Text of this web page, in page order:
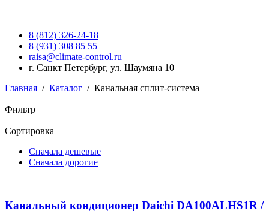
8 (812) 326-24-18
8 (931) 308 85 55
raisa@climate-control.ru
г. Санкт Петербург, ул. Шаумяна 10
Главная / Каталог / Канальная сплит-система
Фильтр
Сортировка
Сначала дешевые
Сначала дорогие
Канальный кондиционер Daichi DA100ALHS1R /